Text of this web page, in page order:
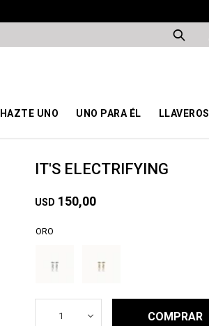
HAZTE UNO UNO PARA ÉL LLAVEROS
IT'S ELECTRIFYING
USD 150,00
ORO
1 COMPRAR